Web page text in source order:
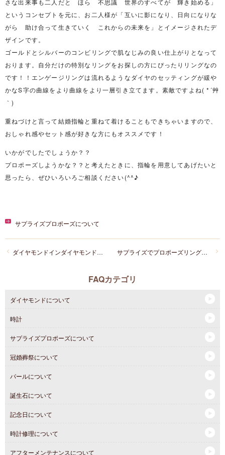
というコンセプトを元に、お二人様が「互いに影になり、日向になりな
がら 助け合って生きていく これからの未来を」とイメージされたデ
ザインです。
ゴールドとシルバーのコンビリングで肌なじみの良い仕上がりとなって
おります。自分だけの特別なリングをお探しの方にぴったりリングなの
です！！エンゲージリングは流れるようなダイヤのセッティングが緩や
かなS字の曲線をより曲線をより一層引き立てます。素敵ですよね( *´艸
｀)
重ねづけと言って結婚指輪と重ねて着けることもできちゃいますので、
おしゃれ感やセット感が好きな方にもオススメです！
いかがでしたでしょうか？？
プロポーズしようかな？？と考えたときに、指輪を用意してあげたいと
思ったら、ぜひいろいろご相談ください(^^♪
サプライズプロポーズについて
サプライズでプロポーズリングをあげるか、一緒に婚約指輪を選びに行くか迷っています。どちらがいいですか？
ダイヤモンドインダイヤモンドとは？
FAQカテゴリ
ダイヤモンドについて
時計
サプライズプロポーズについて
冠婚葬祭について
パールについて
誕生石について
記念日について
時計修理について
アフターメンテナンスについて